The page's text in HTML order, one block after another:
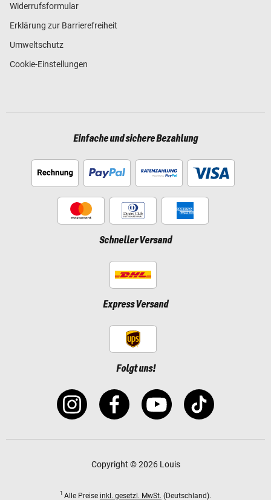
Widerrufsformular
Erklärung zur Barrierefreiheit
Umweltschutz
Cookie-Einstellungen
Einfache und sichere Bezahlung
Schneller Versand
Express Versand
Folgt uns!
Copyright © 2026 Louis
1 Alle Preise inkl. gesetzl. MwSt. (Deutschland).